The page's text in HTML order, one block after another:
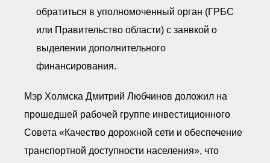
обратиться в уполномоченный орган (ГРБС
или Правительство области) с заявкой о
выделении дополнительного
финансирования.
Мэр Холмска Дмитрий Любчинов доложил на
прошедшей рабочей группе инвестиционного
Совета «Качество дорожной сети и обеспечение
транспортной доступности населения», что